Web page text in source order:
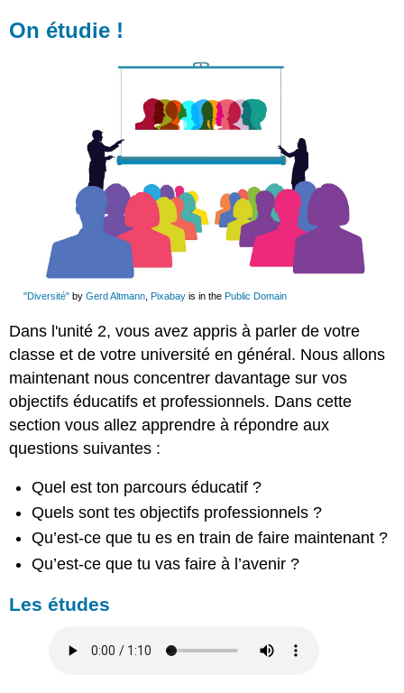
Activité B
Réponses
Activité D
Activité
Structure
Constructions
Activité H
Réponses
Activité I
Réponses
On
approfondit
!
(Practice
not
graded)
Ressources en
Exercice
:
(enseignement)
On étudie !
"Diversité"by Gerd Altmann, Pixabayis in the Public Domain
Dans l'unité 2, vous avez appris à parler de votre
classe et de votre université en général. Nous allons
maintenant nous concentrer davantage sur vos
objectifs éducatifs et professionnels. Dans cette
section vous allez apprendre à répondre aux
questions suivantes :
Quel est ton parcours éducatif ?
Quels sont tes objectifs professionnels ?
Qu’est-ce que tu es en train de faire maintenant ?
Qu’est-ce que tu vas faire à l’avenir ?
Les études